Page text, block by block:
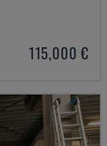
115,000 €